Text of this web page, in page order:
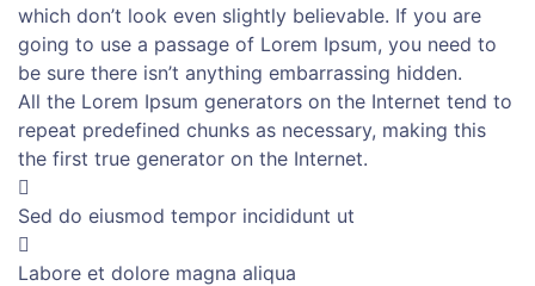
which don’t look even slightly believable. If you are
going to use a passage of Lorem Ipsum, you need to
be sure there isn’t anything embarrassing hidden.
All the Lorem Ipsum generators on the Internet tend to
repeat predefined chunks as necessary, making this
the first true generator on the Internet.
Sed do eiusmod tempor incididunt ut
Labore et dolore magna aliqua